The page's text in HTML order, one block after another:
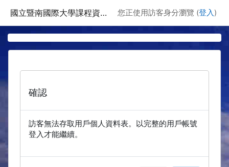
國立暨南國際大學課程資訊網 您正使用訪客身分瀏覽 (登入 )
確認
訪客無法存取用戶個人資料表。以完整的用戶帳號
登入才能繼續。